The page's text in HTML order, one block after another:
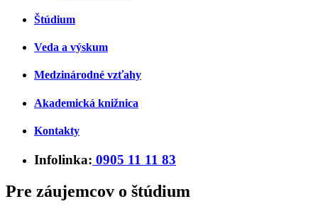
Štúdium
Veda a výskum
Medzinárodné vzťahy
Akademická knižnica
Kontakty
Infolinka: 0905 11 11 83
Pre záujemcov o štúdium